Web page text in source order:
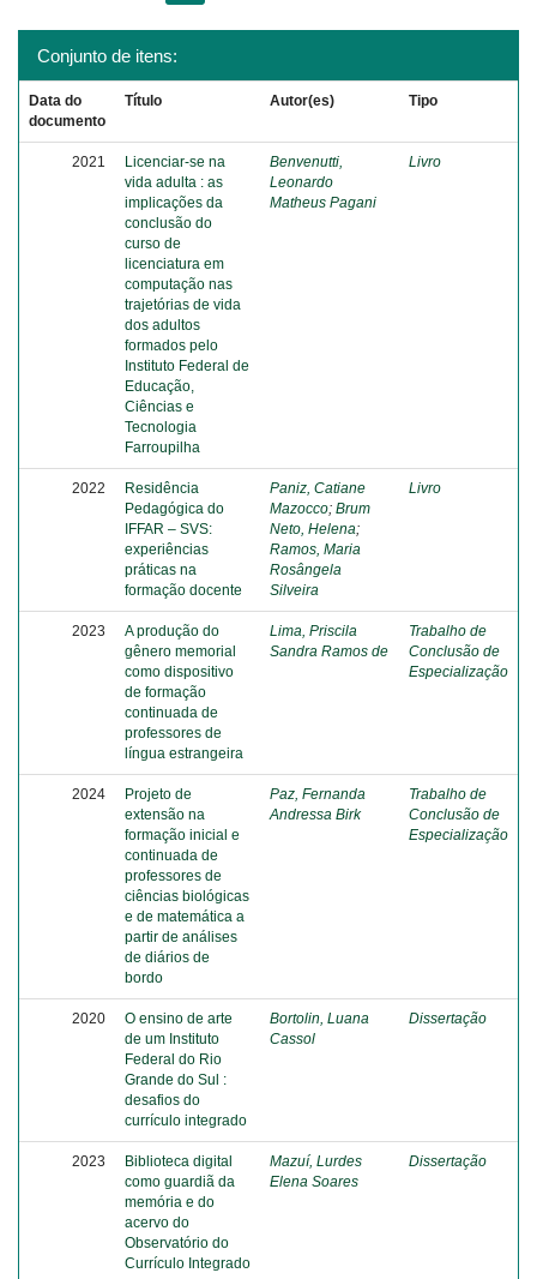
Conjunto de itens:
Data do
documento
Título Autor(es) Tipo
2021
Licenciar-se na
vida adulta : as
implicações da
conclusão do
curso de
licenciatura em
computação nas
trajetórias de vida
dos adultos
formados pelo
Instituto Federal de
Educação,
Ciências e
Tecnologia
Farroupilha
Benvenutti,
Leonardo
Matheus Pagani
Livro
2022
Residência
Pedagógica do
IFFAR – SVS:
experiências
práticas na
formação docente
Paniz, Catiane
Mazocco; Brum
Neto, Helena;
Ramos, Maria
Rosângela
Silveira
Livro
2023
A produção do
gênero memorial
como dispositivo
de formação
continuada de
professores de
língua estrangeira
Lima, Priscila
Sandra Ramos de
Trabalho de
Conclusão de
Especialização
2024
Projeto de
extensão na
formação inicial e
continuada de
professores de
ciências biológicas
e de matemática a
partir de análises
de diários de
bordo
Paz, Fernanda
Andressa Birk
Trabalho de
Conclusão de
Especialização
2020
O ensino de arte
de um Instituto
Federal do Rio
Grande do Sul :
desafios do
currículo integrado
Bortolin, Luana
Cassol
Dissertação
2023
Biblioteca digital
como guardiã da
memória e do
acervo do
Observatório do
Currículo Integrado
Mazuí, Lurdes
Elena Soares
Dissertação